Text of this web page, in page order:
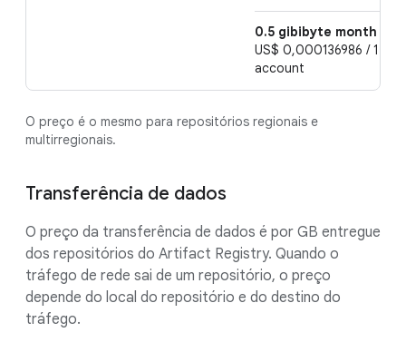
0.5 gibibyte month
US$ 0,000136986 / 1
account
O preço é o mesmo para repositórios regionais e
multirregionais.
Transferência de dados
O preço da transferência de dados é por GB entregue
dos repositórios do Artifact Registry. Quando o
tráfego de rede sai de um repositório, o preço
depende do local do repositório e do destino do
tráfego.